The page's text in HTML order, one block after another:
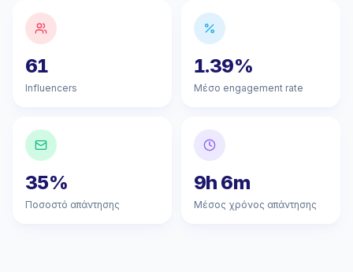
61
Influencers
1.39%
Μέσο engagement rate
35%
Ποσοστό απάντησης
9h 6m
Μέσος χρόνος απάντησης